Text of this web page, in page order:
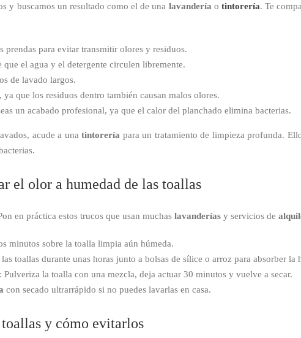
y buscamos un resultado como el de una lavandería otintorería. Te
prendas para evitar transmitir olores y residuos.
que el agua y el detergente circulen libremente.
de lavado largos.
que los residuos dentro también causan malos olores.
un acabado profesional, ya que el calor del planchado elimina bacterias.
acude a unatintorería para un tratamiento de limpieza profunda.
el olor a humedad de las toallas
en práctica estos trucos que usan muchas lavanderías y servicios de
minutos sobre la toalla limpia aún húmeda.
toallas durante unas horas junto a bolsas de sílice o arroz para absorber la
: Pulveriza la toalla con una mezcla, deja actuar 30 minutos y vuelve a secar.
con secado ultrarrápido si no puedes lavarlas en casa.
y cómo evitarlos